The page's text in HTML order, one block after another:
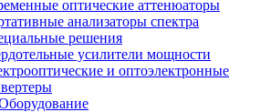
оптические аттенюаторы
анализаторы спектра
решения
усилители мощности
и оптоэлектронные